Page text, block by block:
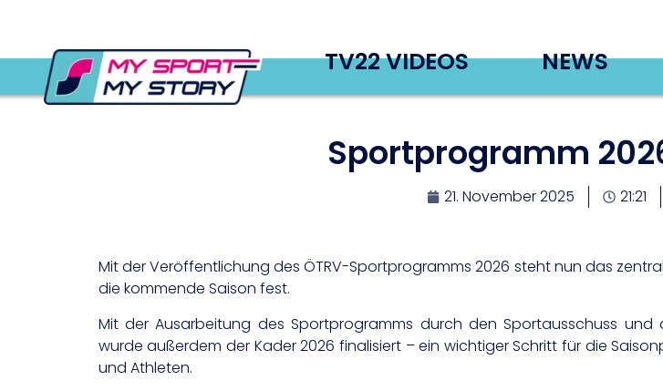
TV22 VIDEOS NEWS
Sportprogramm
21. November 2025 21:21
Mit der Veröffentlichung des ÖTRV-Sportprogramms 2026 steht nun das
die kommende Saison fest.
Mit der Ausarbeitung des Sportprogramms durch den Sportausschuss und
wurde außerdem der Kader 2026 finalisiert – ein wichtiger Schritt für die
und Athleten.